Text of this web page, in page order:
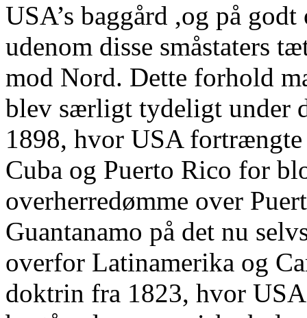
USA’s baggård ,og på
udenom disse småstaters
mod Nord. Dette forhold
blev særligt tydeligt under
1898, hvor USA
Cuba og Puerto Rico for
overherredømme over
Guantanamo på det nu
overfor Latinamerika og
doktrin fra 1823, hvor